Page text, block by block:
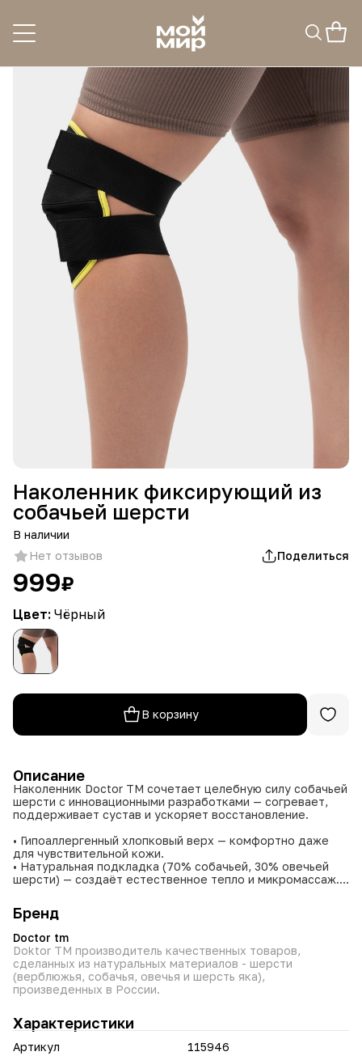
Наколенник фиксирующий из
собачьей шерсти
В наличии
Нет отзывов
Поделиться
999₽
Цвет: Чёрный
В корзину
Описание
Наколенник Doctor TM сочетает целебную силу собачьей
шерсти с инновационными разработками — согревает,
поддерживает сустав и ускоряет восстановление.
• Гипоаллергенный хлопковый верх — комфортно даже
для чувствительной кожи.
• Натуральная подкладка (70% собачьей, 30% овечьей
шерсти) — создаёт естественное тепло и микромассаж.
терапевтический эффект.
• Универсальная фиксация (эластичная резинка + липучка)
— надёжно держится на колене.
• Всесезонный — можно использовать круглый год.
• Универсальный размер — подходит большинству
взрослых.
Снижает отёчность, улучшает микроциркуляцию,
Идеален при артритах, артрозах, после травм, при
физических нагрузках и возрастных изменениях суставов.
Бренд
Doctor tm
Doktor TM производитель качественных товаров,
сделанных из натуральных материалов - шерсти
(верблюжья, собачья, овечья и шерсть яка),
произведенных в России.
Характеристики
Артикул 115946